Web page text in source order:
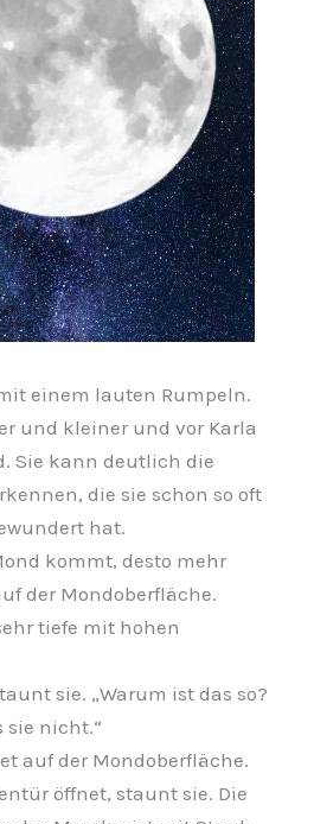
einem lauten Rumpeln.
und kleiner und vor Karla
Sie kann deutlich die
die sie schon so oft
hat.
kommt, desto mehr
der Mondoberfläche.
tiefe mit hohen
sie. „Warum ist das so?
sie nicht.“
auf der Mondoberfläche.
öffnet, staunt sie. Die